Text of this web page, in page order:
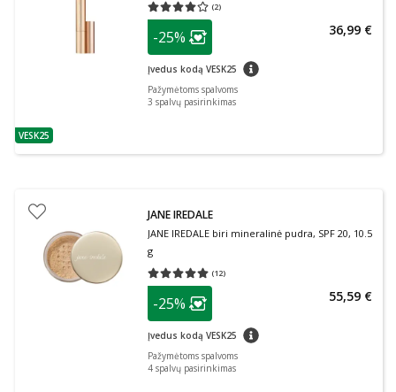
patarimas
VESK25
(2)
Vidutinis įvertinimas 4.00
patarimas
Lojalumo klubo narių nuolaida
-25%
Įvedus kodą VESK25 patarimas
36,99 €
Pažymėtoms spalvoms
3 spalvų pasirinkimas
JANE IREDALE
JANE IREDALE biri mineralinė pudra, SPF 20, 10.5
g
(12)
Vidutinis įvertinimas 5.00
patarimas
Lojalumo klubo narių nuolaida
-25%
Įvedus kodą VESK25 patarimas
55,59 €
Pažymėtoms spalvoms
4 spalvų pasirinkimas